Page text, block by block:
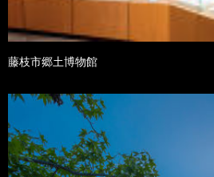
藤枝市郷土博物館